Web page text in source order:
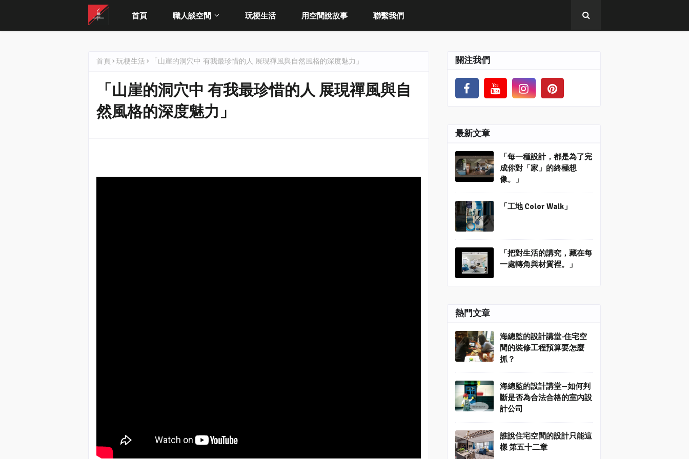
首頁 職人談空間 玩梗生活 用空間說故事 聯繫我們
首頁 玩梗生活 「山崖的洞穴中 有我最珍惜的人 展現禪風與自然風格的深度魅力」
「山崖的洞穴中 有我最珍惜的人 展現禪風與自
然風格的深度魅力」
關注我們
最新文章
「每一種設計，都是為了完
成你對「家」的終極想
像。」
「工地 Color Walk」
「把對生活的講究，藏在每
一處轉角與材質裡。」
熱門文章
海總監的設計講堂-住宅空
間的裝修工程預算要怎麼
抓？
海總監的設計講堂—如何判
斷是否為合法合格的室內設
計公司
誰說住宅空間的設計只能這
樣 第五十二章